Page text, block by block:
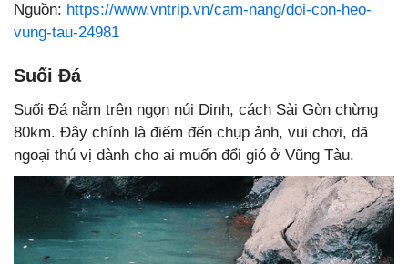
Nguồn: https://www.vntrip.vn/cam-nang/doi-con-heo-
vung-tau-24981
Suối Đá
Suối Đá nằm trên ngọn núi Dinh, cách Sài Gòn chừng
80km. Đây chính là điểm đến chụp ảnh, vui chơi, dã
ngoại thú vị dành cho ai muốn đổi gió ở Vũng Tàu.